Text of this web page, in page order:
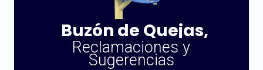
Buzón de Quejas,
Reclamaciones y
Sugerencias